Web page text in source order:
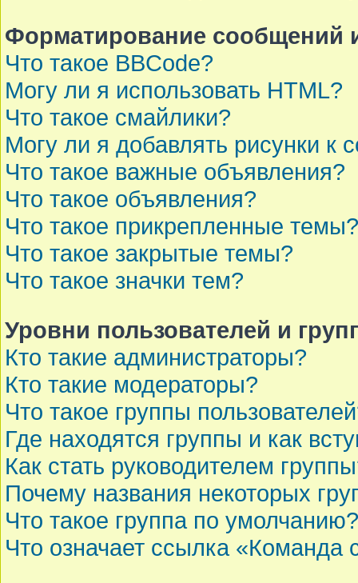
Форматирование сообщений
Что такое BBCode?
Могу ли я использовать HTML?
Что такое смайлики?
Могу ли я добавлять рисунки к
Что такое важные объявления?
Что такое объявления?
Что такое прикрепленные темы?
Что такое закрытые темы?
Что такое значки тем?
Уровни пользователей и
Кто такие администраторы?
Кто такие модераторы?
Что такое группы
Где находятся группы и как
Как стать руководителем
Почему названия некоторых
Что такое группа по умолчанию?
Что означает ссылка «Команда